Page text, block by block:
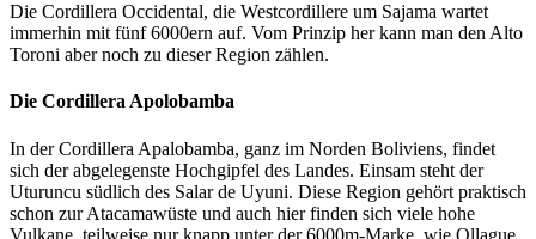
Die Cordillera Occidental, die Westcordillere um Sajama wartet
immerhin mit fünf 6000ern auf. Vom Prinzip her kann man den Alto
Toroni aber noch zu dieser Region zählen.
Die Cordillera Apolobamba
In der Cordillera Apalobamba, ganz im Norden Boliviens, findet
sich der abgelegenste Hochgipfel des Landes. Einsam steht der
Uturuncu südlich des Salar de Uyuni. Diese Region gehört praktisch
schon zur Atacamawüste und auch hier finden sich viele hohe
Vulkane, teilweise nur knapp unter der 6000m-Marke, wie Ollague